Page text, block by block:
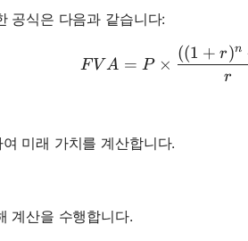
공식은 다음과 같습니다:
FVA =
F V A = P ×
r
((1 + r)n
미래 가치를 계산합니다.
계산을 수행합니다.